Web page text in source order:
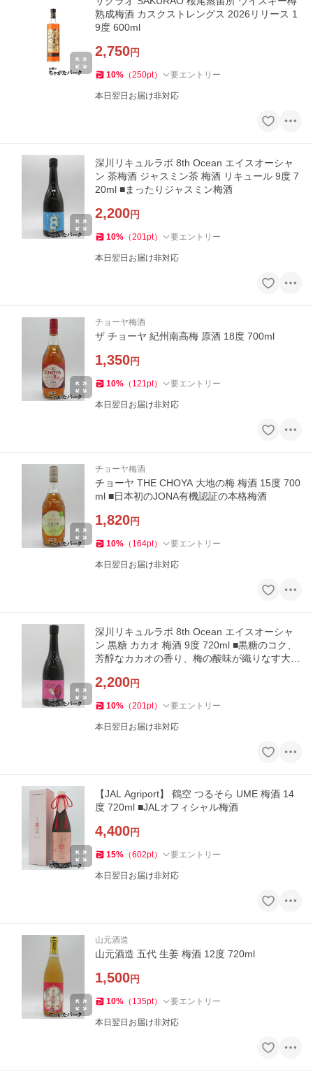
熟成梅酒 カスクストレングス 2026リリース 1
9度 600ml
2,750円
10% （250pt） 要エントリー
本日翌日お届け非対応
深川リキュルラボ 8th Ocean エイスオーシャ
ン 茶梅酒 ジャスミン茶 梅酒 リキュール 9度 7
20ml ■まったりジャスミン梅酒
2,200円
10% （201pt） 要エントリー
本日翌日お届け非対応
チョーヤ梅酒
ザ チョーヤ 紀州南高梅 原酒 18度 700ml
1,350円
10% （ 121pt） 要エントリー
本日翌日お届け非対応
チョーヤ梅酒
チョーヤ THE CHOYA 大地の梅 梅酒 15度 700
ml ■日本初のJONA有機認証の本格梅酒
1,820円
10% （ 164pt） 要エントリー
本日翌日お届け非対応
深川リキュルラボ 8th Ocean エイスオーシャ
ン 黒糖 カカオ 梅酒 9度 720ml ■黒糖のコク、
芳醇なカカオの香り、梅の酸味が織りなす大人
2,200円
10% （201pt） 要エントリー
本日翌日お届け非対応
【JAL Agriport】 鶴空 つるそら UME 梅酒 14
度 720ml ■JALオフィシャル梅酒
4,400円
15% （602pt） 要エントリー
本日翌日お届け非対応
山元酒造
山元酒造 五代 生姜 梅酒 12度 720ml
1,500円
10% （ 135pt） 要エントリー
本日翌日お届け非対応